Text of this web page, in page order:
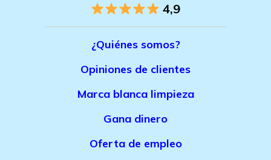
4,9
¿Quiénes somos?
Opiniones de clientes
Marca blanca limpieza
Gana dinero
Oferta de empleo